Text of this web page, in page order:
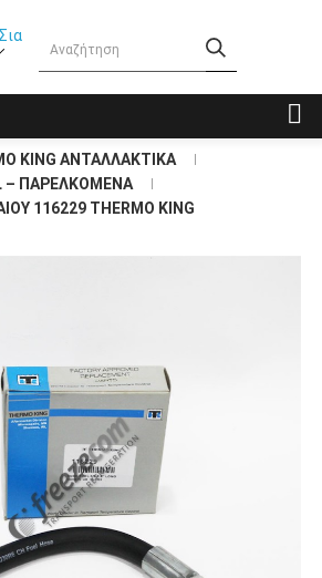
KING ΑΝΤΑΛΛΑΚΤΙΚΑ
– ΠΑΡΕΛΚΟΜΕΝΑ
116229 THERMO KING